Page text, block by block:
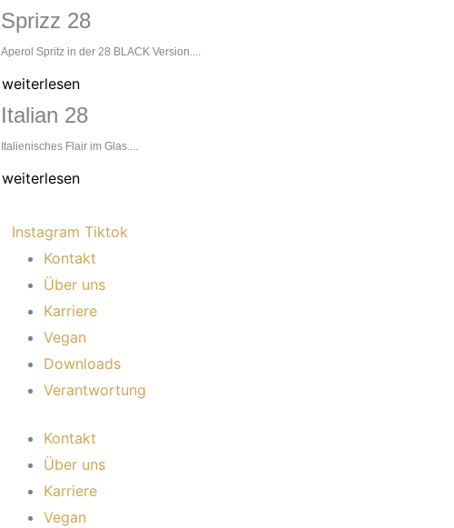
Sprizz 28
Aperol Spritz in der 28 BLACK Version....
weiterlesen
Italian 28
Italienisches Flair im Glas....
weiterlesen
Instagram Tiktok
Kontakt
Über uns
Karriere
Vegan
Downloads
Verantwortung
Kontakt
Über uns
Karriere
Vegan